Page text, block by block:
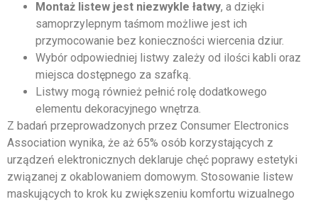
Montaż listew jest niezwykle łatwy, a dzięki
samoprzylepnym taśmom możliwe jest ich
przymocowanie bez konieczności wiercenia dziur.
Wybór odpowiedniej listwy zależy od ilości kabli oraz
miejsca dostępnego za szafką.
Listwy mogą również pełnić rolę dodatkowego
elementu dekoracyjnego wnętrza.
Z badań przeprowadzonych przez Consumer Electronics
Association wynika, że aż 65% osób korzystających z
urządzeń elektronicznych deklaruje chęć poprawy estetyki
związanej z okablowaniem domowym. Stosowanie listew
maskujących to krok ku zwiększeniu komfortu wizualnego